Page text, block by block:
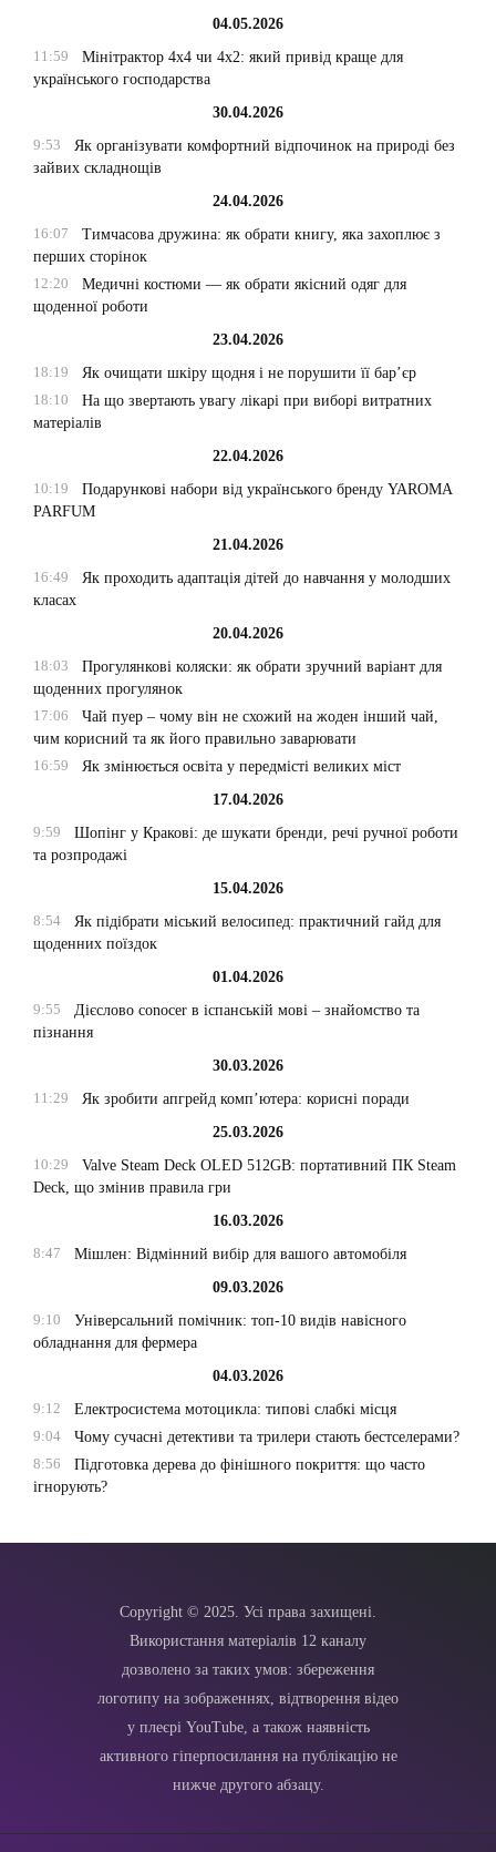
04.05.2026
11:59
Мінітрактор 4х4 чи 4х2: який привід краще для
українського господарства
30.04.2026
9:53
Як організувати комфортний відпочинок на природі без
зайвих складнощів
24.04.2026
16:07
Тимчасова дружина: як обрати книгу, яка захоплює з
перших сторінок
12:20
Медичні костюми — як обрати якісний одяг для
щоденної роботи
23.04.2026
18:19
Як очищати шкіру щодня і не порушити її бар’єр
18:10
На що звертають увагу лікарі при виборі витратних
матеріалів
22.04.2026
10:19
Подарункові набори від українського бренду YAROMA
PARFUM
21.04.2026
16:49
Як проходить адаптація дітей до навчання у молодших
класах
20.04.2026
18:03
Прогулянкові коляски: як обрати зручний варіант для
щоденних прогулянок
17:06
Чай пуер – чому він не схожий на жоден інший чай,
чим корисний та як його правильно заварювати
16:59
Як змінюється освіта у передмісті великих міст
17.04.2026
9:59
Шопінг у Кракові: де шукати бренди, речі ручної роботи
та розпродажі
15.04.2026
8:54
Як підібрати міський велосипед: практичний гайд для
щоденних поїздок
01.04.2026
9:55
Дієслово conocer в іспанській мові – знайомство та
пізнання
30.03.2026
11:29
Як зробити апгрейд комп’ютера: корисні поради
25.03.2026
10:29
Valve Steam Deck OLED 512GB: портативний ПК Steam
Deck, що змінив правила гри
16.03.2026
8:47
Мішлен: Відмінний вибір для вашого автомобіля
09.03.2026
9:10
Універсальний помічник: топ-10 видів навісного
обладнання для фермера
04.03.2026
9:12
Електросистема мотоцикла: типові слабкі місця
9:04
Чому сучасні детективи та трилери стають бестселерами?
8:56
Підготовка дерева до фінішного покриття: що часто
ігнорують?
Copyright © 2025. Усі права захищені.
Використання матеріалів 12 каналу
дозволено за таких умов: збереження
логотипу на зображеннях, відтворення відео
у плеєрі YouTube, а також наявність
активного гіперпосилання на публікацію не
нижче другого абзацу.